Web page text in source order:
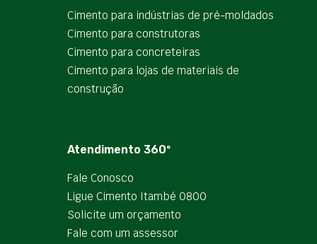
Cimento para indústrias de pré-moldados
Cimento para construtoras
Cimento para concreteiras
Cimento para lojas de materiais de
construção
Atendimento 360º
Fale Conosco
Ligue Cimento Itambé 0800
Solicite um orçamento
Fale com um assessor